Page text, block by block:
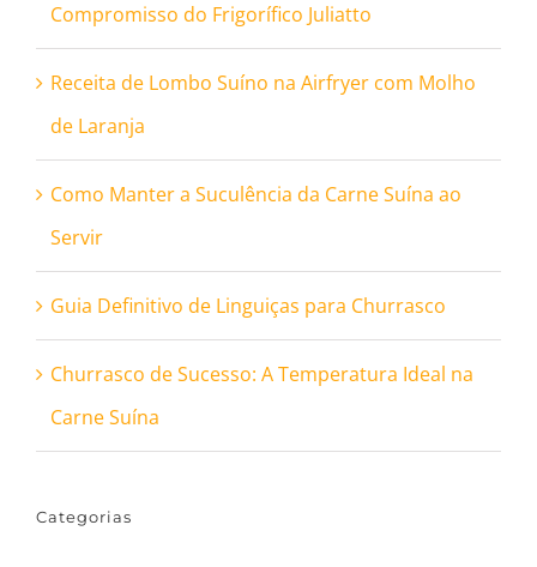
Compromisso do Frigorífico Juliatto
Receita de Lombo Suíno na Airfryer com Molho
de Laranja
Como Manter a Suculência da Carne Suína ao
Servir
Guia Definitivo de Linguiças para Churrasco
Churrasco de Sucesso: A Temperatura Ideal na
Carne Suína
Categorias